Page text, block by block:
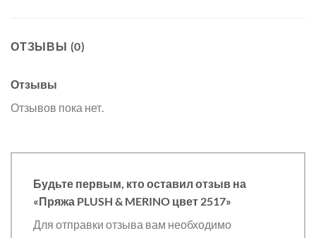
ОТЗЫВЫ (0)
Отзывы
Отзывов пока нет.
Будьте первым, кто оставил отзыв на
«Пряжа PLUSH & MERINO цвет 2517»
Для отправки отзыва вам необходимо